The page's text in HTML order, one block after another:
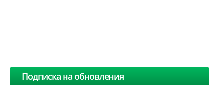
Подписка на обновления